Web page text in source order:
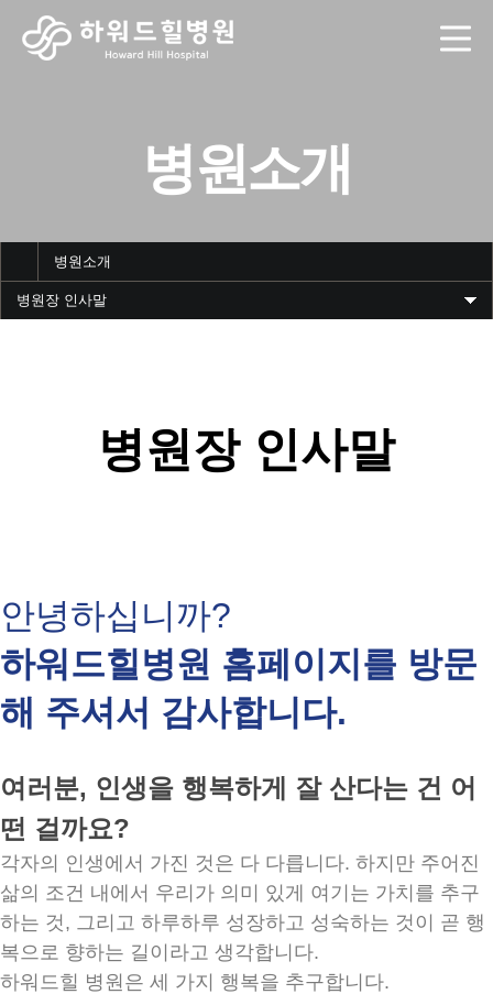
병원소개
병원소개
병원장 인사말
병원장 인사말
안녕하십니까?
하워드힐병원 홈페이지를 방문
해 주셔서 감사합니다.
여러분, 인생을 행복하게 잘 산다는 건 어
떤 걸까요?
각자의 인생에서 가진 것은 다 다릅니다. 하지만 주어진
삶의 조건 내에서 우리가 의미 있게 여기는 가치를 추구
하는 것, 그리고 하루하루 성장하고 성숙하는 것이 곧 행
복으로 향하는 길이라고 생각합니다.
하워드힐 병원은 세 가지 행복을 추구합니다.